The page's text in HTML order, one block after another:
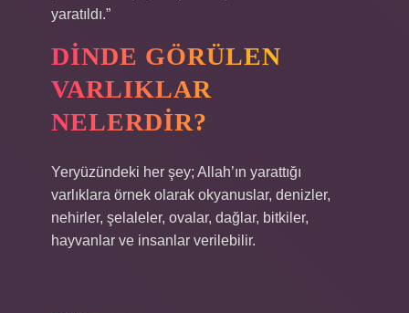
yaratıldı.”
DINDE GÖRÜLEN
VARLIKLAR
NELERDIR?
Yeryüzündeki her şey; Allah’ın yarattığı
varlıklara örnek olarak okyanuslar, denizler,
nehirler, şelaleler, ovalar, dağlar, bitkiler,
hayvanlar ve insanlar verilebilir.